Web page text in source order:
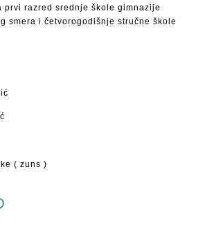
prvi razred srednje škole gimnazije
smera i četvorogodišnje stručne škole
( zuns )